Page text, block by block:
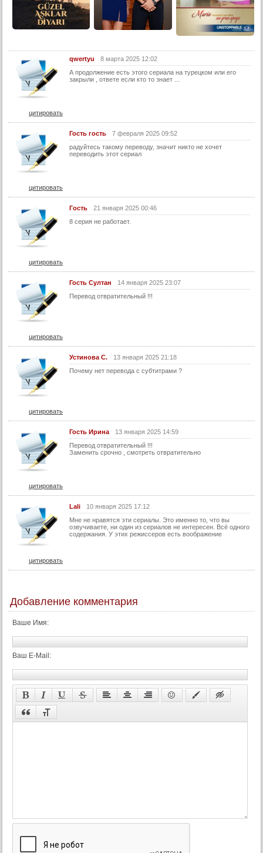
qwertyu
8 марта 2025 12:02
А продолжение есть этого сериала на турецком или его
закрыли , ответе если кто то знает ...
цитировать
Гость гость
7 февраля 2025 09:52
радуйтесь такому переводу, значит никто не хочет
переводить этот сериал
цитировать
Гocть
21 января 2025 00:46
8 серия не работает.
цитировать
Гость Султан
14 января 2025 23:07
Перевод отвратительный !!!
цитировать
Устинова С.
13 января 2025 21:18
Почему нет перевода с субтитрами ?
цитировать
Гость Ирина
13 января 2025 14:59
Перевод отвратительный !!!
Заменить срочно , смотреть отвратительно
цитировать
Lali
10 января 2025 17:12
Мне не нравятся эти сериалы. Это именно то, что вы
озвучиваете, ни один из сериалов не интересен. Всё одного
содержания. У этих режиссеров есть воображение
цитировать
Добавление комментария
Ваше Имя:
Ваш E-Mail: